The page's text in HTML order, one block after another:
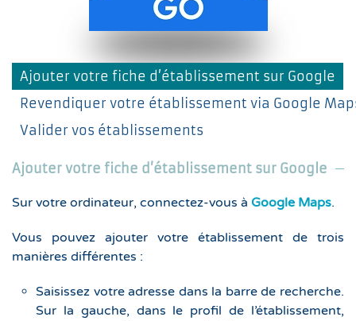
Ajouter votre fiche d’établissement sur Google
Revendiquer votre établissement via Google
Valider vos établissements
Ajouter votre fiche d’établissement sur Google
Sur votre ordinateur, connectez-vous à Google Maps.
Vous pouvez ajouter votre établissement de trois
manières différentes :
Saisissez votre adresse dans la barre de recherche.
Sur la gauche, dans le profil de l’établissement,